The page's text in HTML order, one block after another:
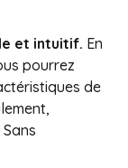
et intuitif. En
pourrez
de